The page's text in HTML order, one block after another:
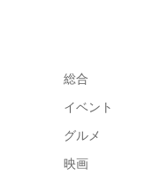
総合
イベント
グルメ
映画